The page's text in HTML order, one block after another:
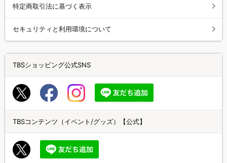
特定商取引法に基づく表示
セキュリティと利用環境について
TBSショッピング公式SNS
TBSコンテンツ（イベント/グッズ）【公式】